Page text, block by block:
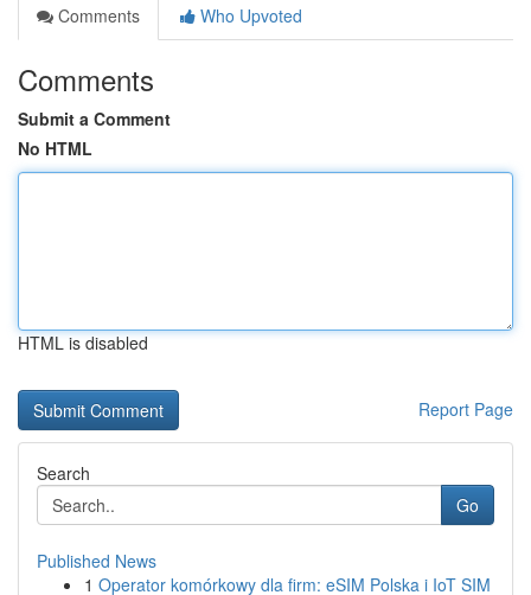
Comments
Who Upvoted
Comments
Submit a Comment
No HTML
HTML is disabled
Report Page
Search
Go
Published News
1 Operator komórkowy dla firm: eSIM Polska i IoT SIM